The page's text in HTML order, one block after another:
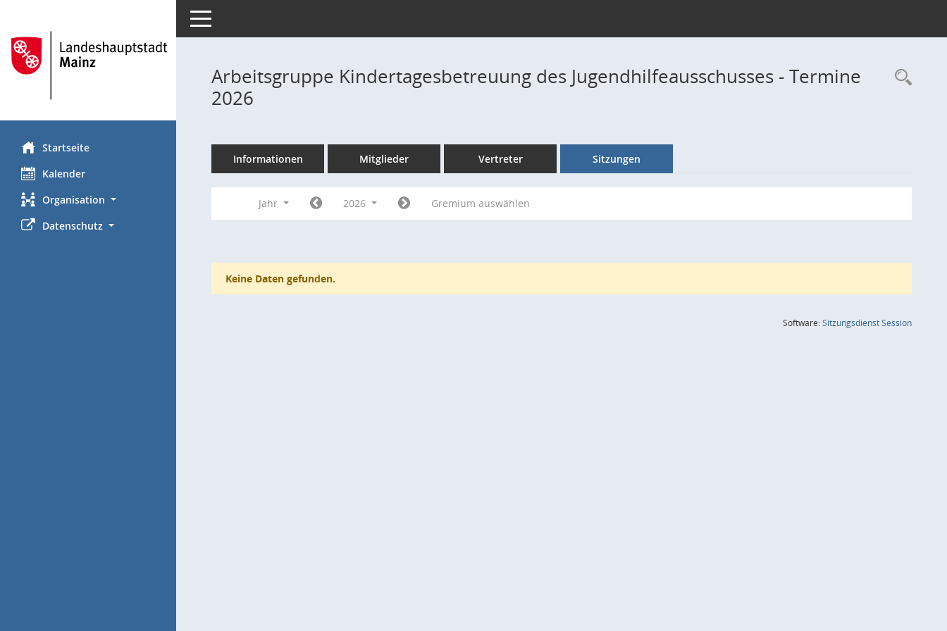
Startseite
Kalender
Organisation
Datenschutz
Toggle navigation
Arbeitsgruppe Kindertagesbetreuung des Jugendhilfeausschusses - Termine
2026
Informationen Mitglieder Vertreter Sitzungen
Jahr 2026 Gremium auswählen
Keine Daten gefunden.
Software:SitzungsdienstSession(Wird in